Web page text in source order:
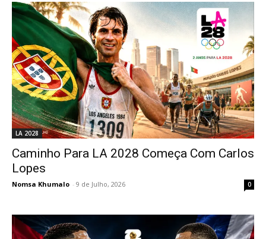
LA 2028
Caminho Para LA 2028 Começa Com Carlos
Lopes
Nomsa Khumalo - 9 de Julho, 2026 0